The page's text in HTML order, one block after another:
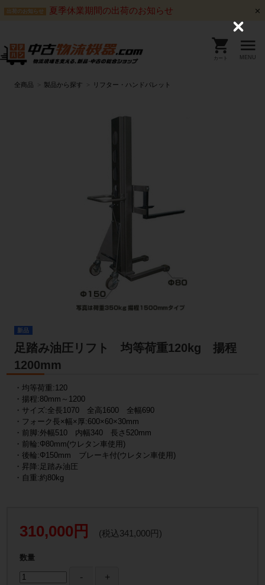
出荷のお知らせ 夏季休業期間の出荷のお知らせ
カート MENU
全商品 製品から探す リフター・ハンドパレット
新品
足踏み油圧リフト 均等荷重120kg 揚程
1200mm
・均等荷重:120
・揚程:80mm～1200
・サイズ:全長1070 全高1600 全幅690
・フォーク長×幅×厚:600×60×30mm
・前脚:外幅510 内幅340 長さ520mm
・前輪:Φ80mm(ウレタン車使用)
・後輪:Φ150mm ブレーキ付(ウレタン車使用)
・昇降:足踏み油圧
・自重:約80kg
310,000円 (税込341,000円)
数量
C
o
s